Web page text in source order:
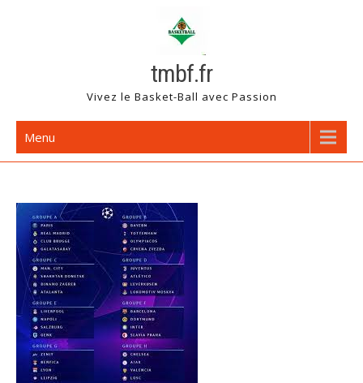
tmbf.fr
Vivez le Basket-Ball avec Passion
Menu